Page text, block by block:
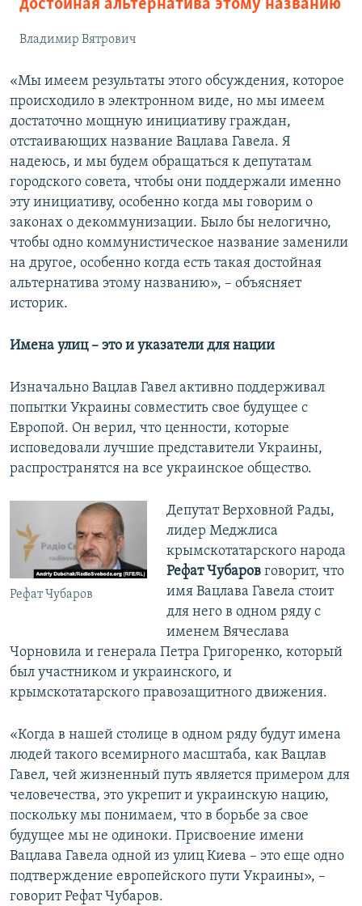
достойная альтернатива этому названию
Владимир Вятрович
«Мы имеем результаты этого обсуждения, которое
происходило в электронном виде, но мы имеем
достаточно мощную инициативу граждан,
отстаивающих название Вацлава Гавела. Я
надеюсь, и мы будем обращаться к депутатам
городского совета, чтобы они поддержали именно
эту инициативу, особенно когда мы говорим о
законах о декоммунизации. Было бы нелогично,
чтобы одно коммунистическое название заменили
на другое, особенно когда есть такая достойная
альтернатива этому названию», – объясняет
историк.
Имена улиц – это и указатели для нации
Изначально Вацлав Гавел активно поддерживал
попытки Украины совместить свое будущее с
Европой. Он верил, что ценности, которые
исповедовали лучшие представители Украины,
распространятся на все украинское общество.
Рефат Чубаров
Депутат Верховной Рады,
лидер Меджлиса
крымскотатарского народа
Рефат Чубаровговорит, что
имя Вацлава Гавела стоит
для него в одном ряду с
именем Вячеслава
Чорновила и генерала Петра Григоренко, который
был участником и украинского, и
крымскотатарского правозащитного движения.
«Когда в нашей столице в одном ряду будут имена
людей такого всемирного масштаба, как Вацлав
Гавел, чей жизненный путь является примером для
человечества, это укрепит и украинскую нацию,
поскольку мы понимаем, что в борьбе за свое
будущее мы не одиноки. Присвоение имени
Вацлава Гавела одной из улиц Киева – это еще одно
подтверждение европейского пути Украины», –
говорит Рефат Чубаров.